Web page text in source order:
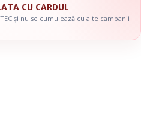
CU CARDUL
și nu se cumulează cu alte campanii